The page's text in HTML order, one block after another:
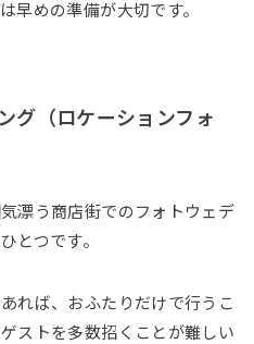
早めの準備が大切です。
グ（ロケーションフォ
漂う商店街でのフォトウェデ
とつです。
れば、おふたりだけで行うこ
ストを多数招くことが難しい